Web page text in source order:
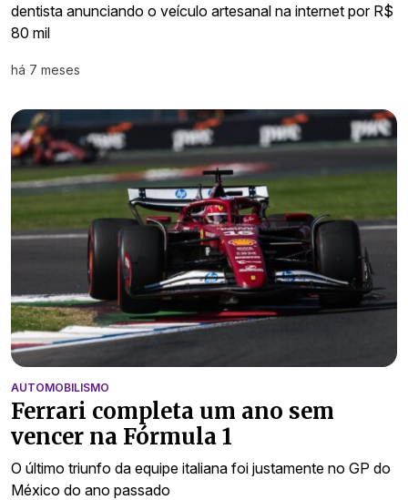
dentista anunciando o veículo artesanal na internet por R$
80 mil
há 7 meses
AUTOMOBILISMO
Ferrari completa um ano sem
vencer na Fórmula 1
O último triunfo da equipe italiana foi justamente no GP do
México do ano passado